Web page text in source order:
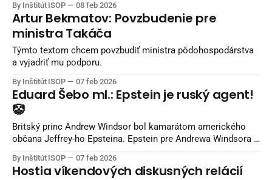
By Inštitút ISOP 08 feb 2026
Artur Bekmatov: Povzbudenie pre
ministra Takáča
Týmto textom chcem povzbudiť ministra pôdohospodárstva
a vyjadriť mu podporu.
By Inštitút ISOP 07 feb 2026
Eduard Šebo ml.: Epstein je ruský agent!
🤡
Britský princ Andrew Windsor bol kamarátom amerického
občana Jeffrey-ho Epsteina. Epstein pre Andrewa Windsora a
na sex.
By Inštitút ISOP 07 feb 2026
Hostia víkendových diskusných relácií